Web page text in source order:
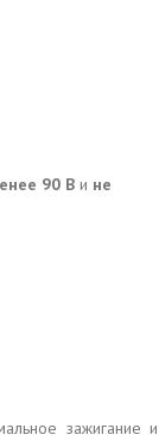
90 В и не
зажигание и